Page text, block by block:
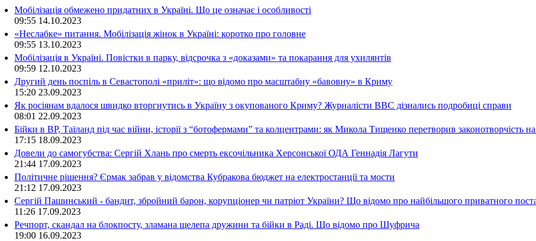
Мобілізація обмежено придатних в Україні. Що це означає і особливості
09:55 14.10.2023
«Неслабке» питання. Мобілізація жінок в Україні: коротко про головне
09:55 13.10.2023
Мобілізація в Україні. Повістки в парку, відсрочка з «доказами» та покарання для ухилянтів
09:59 12.10.2023
Другий день поспіль в Севастополі «приліт»: що відомо про масштабну «бавовну» в Криму
15:20 23.09.2023
Як росіянам вдалося швидко вторгнутись в Україну з окупованого Криму? Журналісти ВВС дізнались подробиці справи
08:01 22.09.2023
Бійки в ВР, Таїланд під час війни, історії з “ботофермами” та колцентрами: як Микола Тищенко перетворив законотворчість на
17:15 18.09.2023
Довели до самогубства: Сергій Хлань про смерть ексочільника Херсонської ОДА Геннадія Лагути
21:44 17.09.2023
Політичне рішення? Єрмак забрав у відомства Кубракова бюджет на електростанції та мости
21:12 17.09.2023
Сергій Пашинський - бандит, збройний барон, корупціонер чи патріот України? Що відомо про найбільшого приватного
11:26 17.09.2023
Речпорт, скандал на блокпосту, зламана щелепа дружини та бійки в Раді. Що відомо про Шуфрича
19:00 16.09.2023